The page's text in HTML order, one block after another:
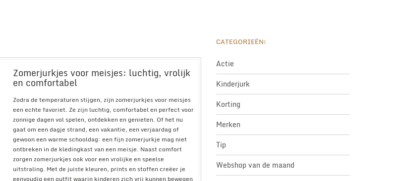
Zomerjurkjes voor meisjes: luchtig, vrolijk
en comfortabel
Zodra de temperaturen stijgen, zijn zomerjurkjes voor meisjes
een echte favoriet. Ze zijn luchtig, comfortabel en perfect voor
zonnige dagen vol spelen, ontdekken en genieten. Of het nu
gaat om een dagje strand, een vakantie, een verjaardag of
gewoon een warme schooldag: een fijn zomerjurkje mag niet
ontbreken in de kledingkast van een meisje. Naast comfort
zorgen zomerjurkjes ook voor een vrolijke en speelse
uitstraling. Met de juiste kleuren, prints en stoffen creëer je
eenvoudig een outfit waarin kinderen zich vrij kunnen bewegen
CATEGORIEËN:
Actie
Kinderjurk
Korting
Merken
Tip
Webshop van de maand